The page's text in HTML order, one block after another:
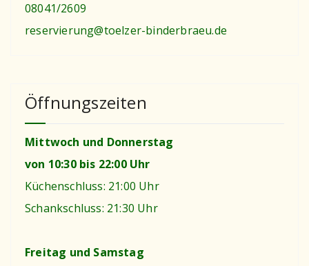
08041/2609
reservierung@toelzer-binderbraeu.de
Öffnungszeiten
Mittwoch und Donnerstag
von 10:30 bis 22:00 Uhr
Küchenschluss: 21:00 Uhr
Schankschluss: 21:30 Uhr
Freitag und Samstag